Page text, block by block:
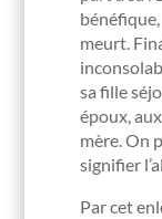
meurt.
sa fille
époux,
mère. On
signifier
Par cet